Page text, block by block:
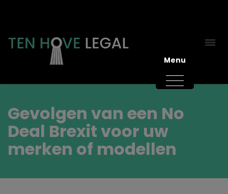
Gevolgen van een No
Deal Brexit voor uw
merken of modellen
Menu